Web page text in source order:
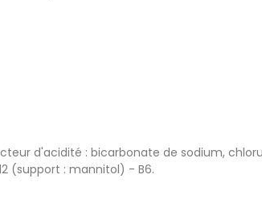
d'acidité : bicarbonate de sodium,
(support : mannitol) - B6.